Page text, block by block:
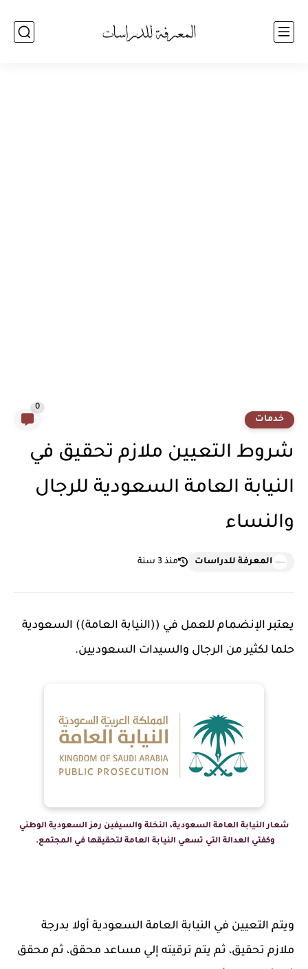
خدمات
0
شروط التعيين ملازم تحقيق في
النيابة العامة السعودية للرجال
والنساء
المعرفة للدراسات منذ 3 سنة
يعتبر الإنضمام للعمل في ((النيابة العامة)) السعودية
حلما لكثير من الرجال والسيدات السعوديين.
شعار النيابة العامة السعودية، النخلة والسيفين رمز السعودية الوطني
وكفتي العدالة التي تسعي النيابة العامة لتحقيقها في المجتمع.
ويتم التعيين في النيابة العامة السعودية أولا بدرجة
ملازم تحقيق، ثم يتم ترقيته إلي مساعد محقق، ثم محقق